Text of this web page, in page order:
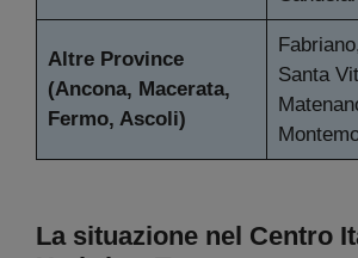
Altre Province
(Ancona, Macerata,
Fermo, Ascoli)
Santa
La situazione nel Centro